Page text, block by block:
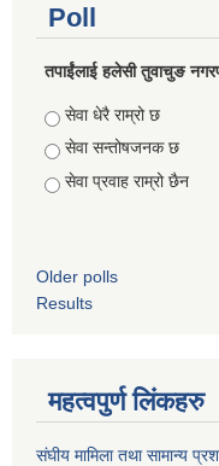
Poll
तपाईंलाई हलेसी तुवाचुङ
Choices
सेवा धेरै राम्रो छ
सेवा सन्तोषजनक छ
सेवा प्रवाह राम्रो छैन
Older polls
Results
महत्वपुर्ण लिंकहरु
संघीय मामिला तथा सामान्य